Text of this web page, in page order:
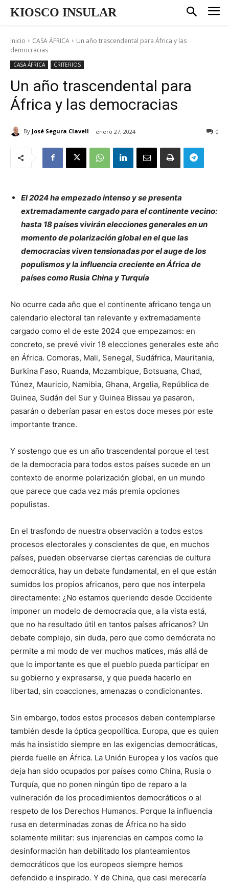
KIOSCO INSULAR
Inicio CASA ÁFRICA
Un año trascendental para África y las
democracias
CASA ÁFRICA CRITERIOS
Un año trascendental para
África y las democracias
By José Segura Clavell enero 27, 2024 0
El 2024 ha empezado intenso y se presenta
extremadamente cargado para el continente vecino:
hasta 18 países vivirán elecciones generales en un
momento de polarización global en el que las
democracias viven tensionadas por el auge de los
populismos y la influencia creciente en África de
países como Rusia China y Turquía
No ocurre cada año que el continente africano tenga un
calendario electoral tan relevante y extremadamente
cargado como el de este 2024 que empezamos: en
concreto, se prevé vivir 18 elecciones generales este año
en África. Comoras, Mali, Senegal, Sudáfrica, Mauritania,
Burkina Faso, Ruanda, Mozambique, Botsuana, Chad,
Túnez, Mauricio, Namibia, Ghana, Argelia, República de
Guinea, Sudán del Sur y Guinea Bissau ya pasaron,
pasarán o deberían pasar en estos doce meses por este
importante trance.
Y sostengo que es un año trascendental porque el test
de la democracia para todos estos países sucede en un
contexto de enorme polarización global, en un mundo
que parece que cada vez más premia opciones
populistas.
En el trasfondo de nuestra observación a todos estos
procesos electorales y conscientes de que, en muchos
países, pueden observarse ciertas carencias de cultura
democrática, hay un debate fundamental, en el que están
sumidos los propios africanos, pero que nos interpela
directamente: ¿No estamos queriendo desde Occidente
imponer un modelo de democracia que, a la vista está,
que no ha resultado útil en tantos países africanos? Un
debate complejo, sin duda, pero que como demócrata no
permite a mi modo de ver muchos matices, más allá de
que lo importante es que el pueblo pueda participar en
su gobierno y expresarse, y que pueda hacerlo en
libertad, sin coacciones, amenazas o condicionantes.
Sin embargo, todos estos procesos deben contemplarse
también desde la óptica geopolítica. Europa, que es quien
más ha insistido siempre en las exigencias democráticas,
pierde fuelle en África. La Unión Europea y los vacíos que
deja han sido ocupados por países como China, Rusia o
Turquía, que no ponen ningún tipo de reparo a la
vulneración de los procedimientos democráticos o al
respeto de los Derechos Humanos. Porque la influencia
rusa en determinadas zonas de África no ha sido
solamente militar: sus injerencias en campos como la
desinformación han debilitado los planteamientos
democráticos que los europeos siempre hemos
defendido e inspirado. Y de China, que casi merecería